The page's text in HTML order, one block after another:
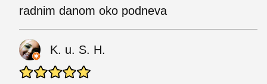
radnim danom oko podneva
K. u. S. H.